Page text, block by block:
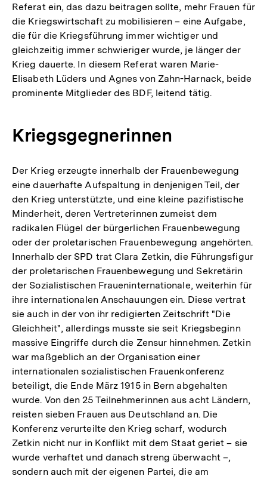
Referat ein, das dazu beitragen sollte, mehr Frauen für
die Kriegswirtschaft zu mobilisieren – eine Aufgabe,
die für die Kriegsführung immer wichtiger und
gleichzeitig immer schwieriger wurde, je länger der
Krieg dauerte. In diesem Referat waren Marie-
Elisabeth Lüders und Agnes von Zahn-Harnack, beide
prominente Mitglieder des BDF, leitend tätig.
Kriegsgegnerinnen
Der Krieg erzeugte innerhalb der Frauenbewegung
eine dauerhafte Aufspaltung in denjenigen Teil, der
den Krieg unterstützte, und eine kleine pazifistische
Minderheit, deren Vertreterinnen zumeist dem
radikalen Flügel der bürgerlichen Frauenbewegung
oder der proletarischen Frauenbewegung angehörten.
Innerhalb der SPD trat Clara Zetkin, die Führungsfigur
der proletarischen Frauenbewegung und Sekretärin
der Sozialistischen Fraueninternationale, weiterhin für
ihre internationalen Anschauungen ein. Diese vertrat
sie auch in der von ihr redigierten Zeitschrift "Die
Gleichheit", allerdings musste sie seit Kriegsbeginn
massive Eingriffe durch die Zensur hinnehmen. Zetkin
war maßgeblich an der Organisation einer
internationalen sozialistischen Frauenkonferenz
beteiligt, die Ende März 1915 in Bern abgehalten
wurde. Von den 25 Teilnehmerinnen aus acht Ländern,
reisten sieben Frauen aus Deutschland an. Die
Konferenz verurteilte den Krieg scharf, wodurch
Zetkin nicht nur in Konflikt mit dem Staat geriet – sie
wurde verhaftet und danach streng überwacht –,
sondern auch mit der eigenen Partei, die am